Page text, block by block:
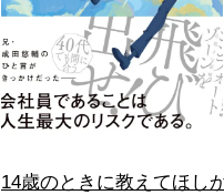
14歳のときに教えてほし